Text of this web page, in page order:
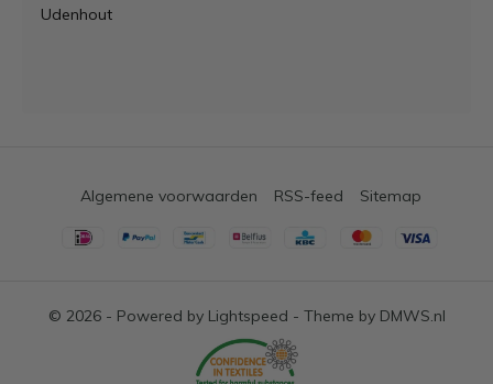
Udenhout
© 2026 - Powered by Lightspeed - Theme by DMWS.nl
Algemene voorwaarden RSS-feed Sitemap